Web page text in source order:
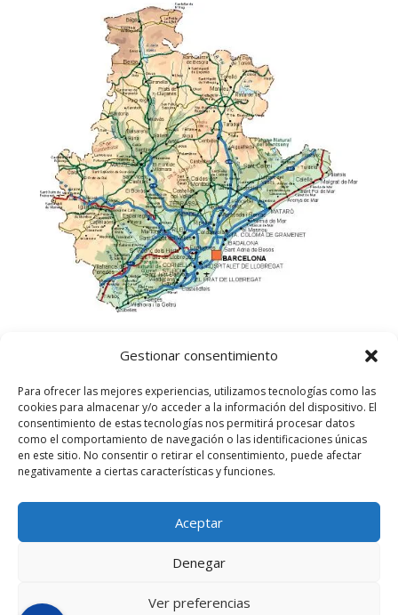
Gestionar consentimiento
Para ofrecer las mejores experiencias, utilizamos tecnologías como las
cookies para almacenar y/o acceder a la información del dispositivo. El
consentimiento de estas tecnologías nos permitirá procesar datos
como el comportamiento de navegación o las identificaciones únicas
en este sitio. No consentir o retirar el consentimiento, puede afectar
negativamente a ciertas características y funciones.
Aceptar
Denegar
Ver preferencias
Lampista Barcelona. Todos los derechos
reservados.
Política de privacidad